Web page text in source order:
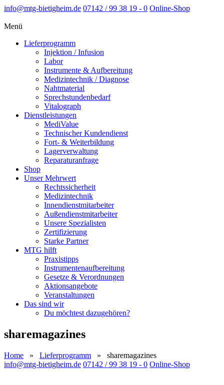
info@mtg-bietigheim.de 07142 / 99 38 19 - 0 Online-Shop
Menü
Lieferprogramm
Injektion / Infusion
Labor
Instrumente & Aufbereitung
Medizintechnik / Diagnose
Nahtmaterial
Sprechstundenbedarf
Vitalograph
Dienstleistungen
MediValue
Technischer Kundendienst
Fort- & Weiterbildung
Lagerverwaltung
Reparaturanfrage
Shop
Unser Mehrwert
Rechtssicherheit
Medizintechnik
Innendienstmitarbeiter
Außendienstmitarbeiter
Unsere Spezialisten
Zertifizierung
Starke Partner
MTG hilft
Praxistipps
Instrumentenaufbereitung
Gesetze & Verordnungen
Aktionsangebote
Veranstaltungen
Das sind wir
Du möchtest dazugehören?
sharemagazines
Home » Lieferprogramm » sharemagazines
info@mtg-bietigheim.de 07142 / 99 38 19 - 0 Online-Shop